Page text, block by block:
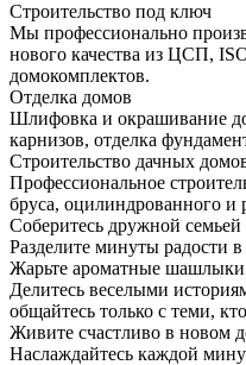
Строительство под ключ
Мы профессионально
нового качества из ЦСП,
домокомплектов.
Отделка домов
Шлифовка и окрашивание
карнизов, отделка
Строительство дачных
Профессиональное
бруса, оцилиндрованного и
Соберитесь дружной
Разделите минуты радости
Жарьте ароматные шашлыки
Делитесь веселыми
общайтесь только с теми,
Живите счастливо в новом
Наслаждайтесь каждой